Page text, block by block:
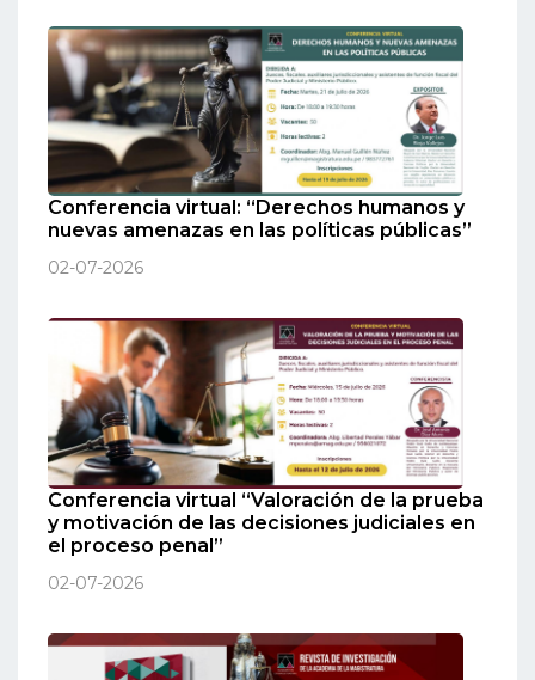
Conferencia virtual: “Derechos humanos y
nuevas amenazas en las políticas públicas”
02-07-2026
Conferencia virtual “Valoración de la prueba
y motivación de las decisiones judiciales en
el proceso penal”
02-07-2026